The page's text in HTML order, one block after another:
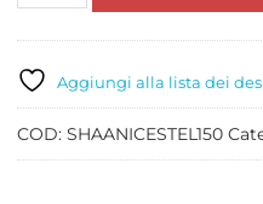
quantitàAggiungi alla lista dei
COD: SHAANICESTEL150